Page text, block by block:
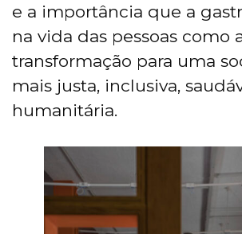
e a importância que a
na vida das pessoas como
transformação para uma
mais justa, inclusiva,
humanitária.